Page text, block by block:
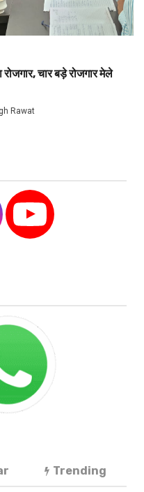
चार बड़े रोजगार मेले
Rawat
Trending